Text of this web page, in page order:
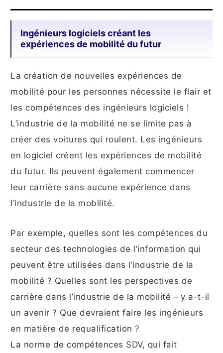
Ingénieurs logiciels créant les
expériences de mobilité du futur
La création de nouvelles expériences de
mobilité pour les personnes nécessite le flair et
les compétences des ingénieurs logiciels !
L’industrie de la mobilité ne se limite pas à
créer des voitures qui roulent. Les ingénieurs
en logiciel créent les expériences de mobilité
du futur. Ils peuvent également commencer
leur carrière sans aucune expérience dans
l’industrie de la mobilité.
Par exemple, quelles sont les compétences du
secteur des technologies de l’information qui
peuvent être utilisées dans l’industrie de la
mobilité ? Quelles sont les perspectives de
carrière dans l’industrie de la mobilité – y a-t-il
un avenir ? Que devraient faire les ingénieurs
en matière de requalification ?
La norme de compétences SDV, qui fait